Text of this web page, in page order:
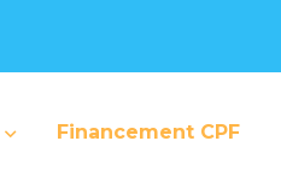
Financement CPF